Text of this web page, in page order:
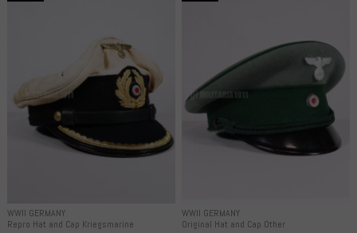
WWII GERMANY
Repro Hat and Cap Kriegsmarine
WWII GERMANY
Original Hat and Cap Other